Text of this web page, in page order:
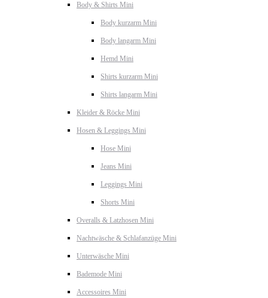
Body & Shirts Mini
Body kurzarm Mini
Body langarm Mini
Hemd Mini
Shirts kurzarm Mini
Shirts langarm Mini
Kleider & Röcke Mini
Hosen & Leggings Mini
Hose Mini
Jeans Mini
Leggings Mini
Shorts Mini
Overalls & Latzhosen Mini
Nachtwäsche & Schlafanzüge Mini
Unterwäsche Mini
Bademode Mini
Accessoires Mini